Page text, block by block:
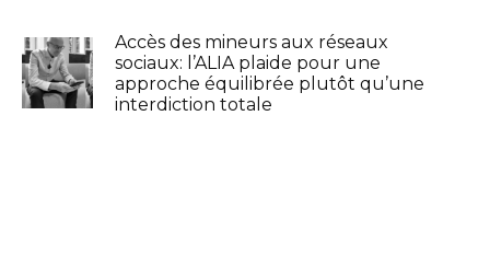
Accès des mineurs aux réseaux
sociaux: l’ALIA plaide pour une
approche équilibrée plutôt qu’une
interdiction totale